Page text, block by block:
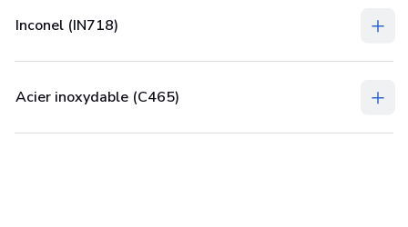
Inconel (IN718)
Acier inoxydable (C465)